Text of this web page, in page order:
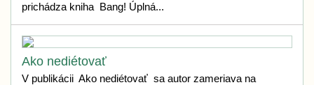
prichádza kniha Bang! Úplná...
Ako nediétovať
V publikácii Ako nediétovať sa autor zameriava na